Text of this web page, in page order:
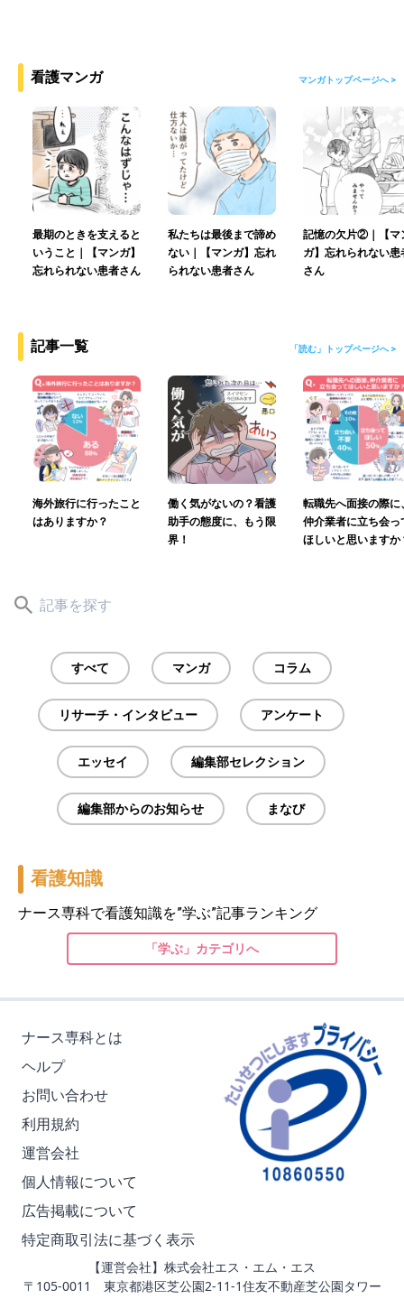
看護マンガ マンガトップページへ >
最期のときを支えると
いうこと｜【マンガ】
忘れられない患者さん
私たちは最後まで諦め
ない｜【マンガ】忘れ
られない患者さん
記憶の欠片②｜【マ
ガ】忘れられない患
さん
記事一覧 「読む」トップページへ >
海外旅行に行ったこと
はありますか？
働く気がないの？看護
助手の態度に、もう限
界！
転職先へ面接の際に
仲介業者に立ち会っ
ほしいと思いますか
すべて マンガ コラム
リサーチ・インタビュー アンケート
エッセイ 編集部セレクション
編集部からのお知らせ まなび
看護知識
ナース専科で看護知識を”学ぶ”記事ランキング
「学ぶ」カテゴリへ
ナース専科とは
ヘルプ
お問い合わせ
利用規約
運営会社
個人情報について
広告掲載について
特定商取引法に基づく表示
【運営会社】株式会社エス・エム・エス
〒105-0011 東京都港区芝公園2-11-1住友不動産芝公園タワー